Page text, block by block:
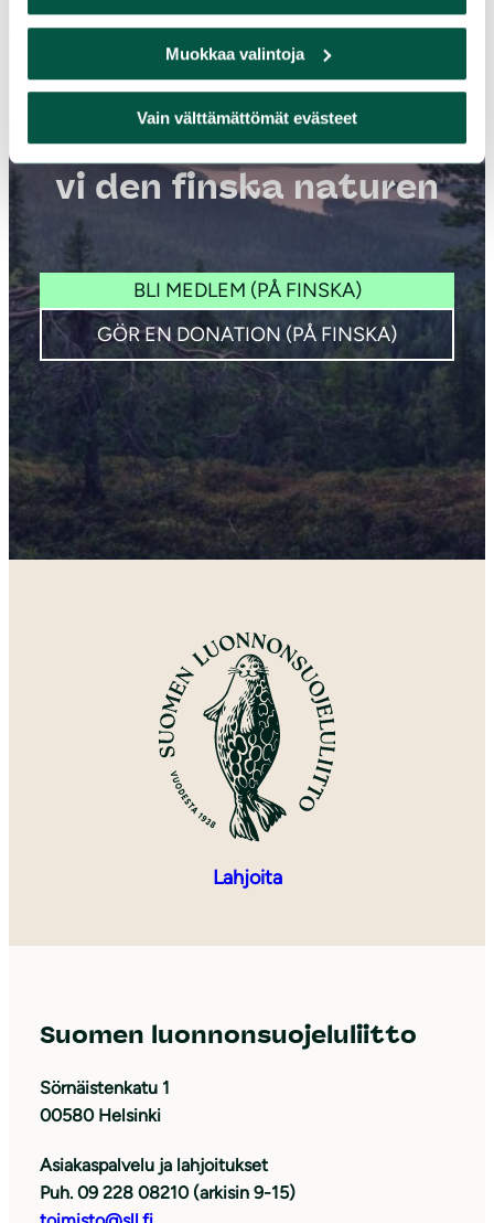
Muokkaa valintoja
Vain välttämättömät evästeet
Tillsammans skyddar
vi den finska naturen
BLI MEDLEM (PÅ FINSKA)
GÖR EN DONATION (PÅ FINSKA)
Lahjoita
Suomen luonnonsuojeluliitto
Sörnäistenkatu 1
00580 Helsinki
Asiakaspalvelu ja lahjoitukset
Puh. 09 228 08210 (arkisin 9-15)